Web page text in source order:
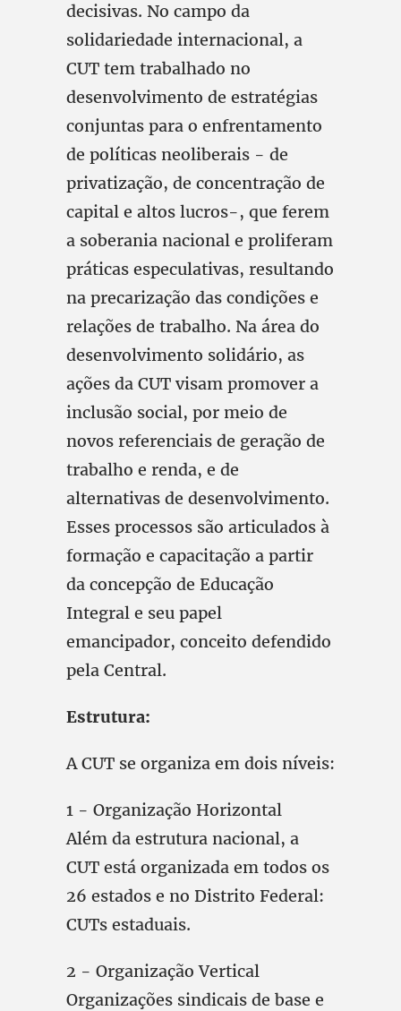
decisivas. No campo da
solidariedade internacional, a
CUT tem trabalhado no
desenvolvimento de estratégias
conjuntas para o enfrentamento
de políticas neoliberais - de
privatização, de concentração de
capital e altos lucros-, que ferem
a soberania nacional e proliferam
práticas especulativas, resultando
na precarização das condições e
relações de trabalho. Na área do
desenvolvimento solidário, as
ações da CUT visam promover a
inclusão social, por meio de
novos referenciais de geração de
trabalho e renda, e de
alternativas de desenvolvimento.
Esses processos são articulados à
formação e capacitação a partir
da concepção de Educação
Integral e seu papel
emancipador, conceito defendido
pela Central.
Estrutura:
A CUT se organiza em dois níveis:
1 - Organização Horizontal
Além da estrutura nacional, a
CUT está organizada em todos os
26 estados e no Distrito Federal:
CUTs estaduais.
2 - Organização Vertical
Organizações sindicais de base e